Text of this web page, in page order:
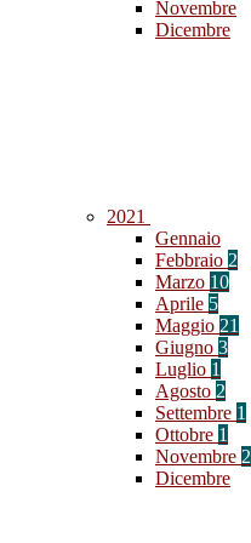
Novembre
Dicembre
2021
Gennaio
Febbraio 2
Marzo 10
Aprile 5
Maggio 21
Giugno 3
Luglio 1
Agosto 2
Settembre 1
Ottobre 1
Novembre 2
Dicembre